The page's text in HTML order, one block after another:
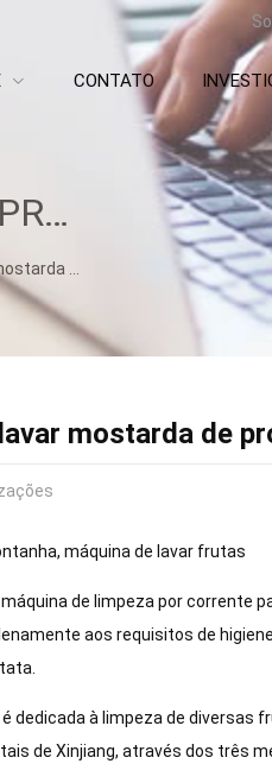
CONTATO
produção
mostarda de
máquina de lavar frutas
de limpeza por corrente
aos requisitos de
dedicada à limpeza de diversas
de Xinjiang, através dos três